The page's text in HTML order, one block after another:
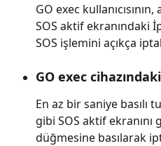
GO exec
SOS aktif ekranındaki
SOS işlemini açıkça
GO exec
En az bir saniye basılı
gibi SOS aktif ekranını
düğmesine basılarak